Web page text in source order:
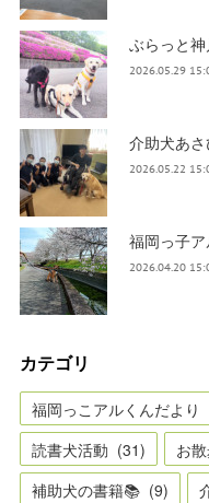
ぶらっと
2026.05.29
介助犬あさ
2026.05.22
福岡っ子
2026.04.20
カテゴリ
福岡っこアルくんだより
読書犬活動 (31) お
補助犬の書籍📚 (9)